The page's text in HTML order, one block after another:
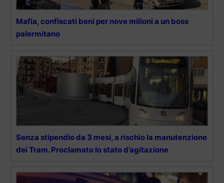
Mafia, confiscati beni per nove milioni a un boss
palermitano
Senza stipendio da 3 mesi, a rischio la manutenzione
dei Tram. Proclamato lo stato d’agitazione